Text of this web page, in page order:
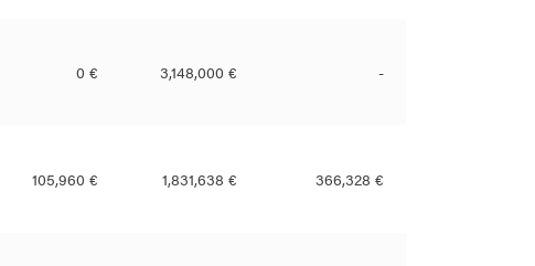
0 € 3,148,000 € -
105,960 € 1,831,638 € 366,328 €